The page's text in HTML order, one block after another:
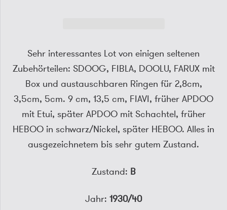
Sehr interessantes Lot von einigen seltenen
Zubehörteilen: SDOOG, FIBLA, DOOLU, FARUX mit
Box und austauschbaren Ringen für 2,8cm,
3,5cm, 5cm. 9 cm, 13,5 cm, FIAVI, früher APDOO
mit Etui, später APDOO mit Schachtel, früher
HEBOO in schwarz/Nickel, später HEBOO. Alles in
ausgezeichnetem bis sehr gutem Zustand.
Zustand: B
Jahr:1930/40